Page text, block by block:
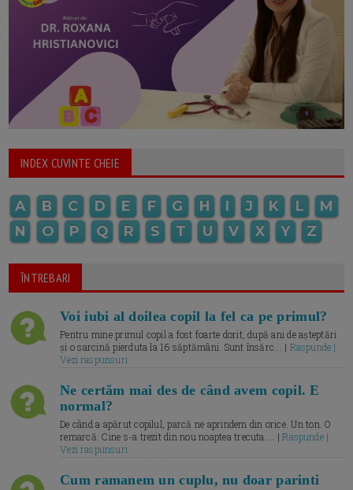
INDEX CUVINTE CHEIE
A B C D E F G H I J K L
M
N
O P Q R S T U V X Y Z
ÎNTREBARI
Voi iubi al doilea copil la fel ca pe primul?
Pentru mine primul copil a fost foarte dorit, după ani de așteptări
și o sarcină pierduta la 16 săptămâni. Sunt însărc... | Raspunde |
Vezi raspunsuri
Ne certăm mai des de când avem copil. E
normal?
De când a apărut copilul, parcă ne aprindem din orice. Un ton. O
remarcă. Cine s-a trezit din nou noaptea trecuta.... |Raspunde |
Vezi raspunsuri
Cum ramanem un cuplu, nu doar parinti